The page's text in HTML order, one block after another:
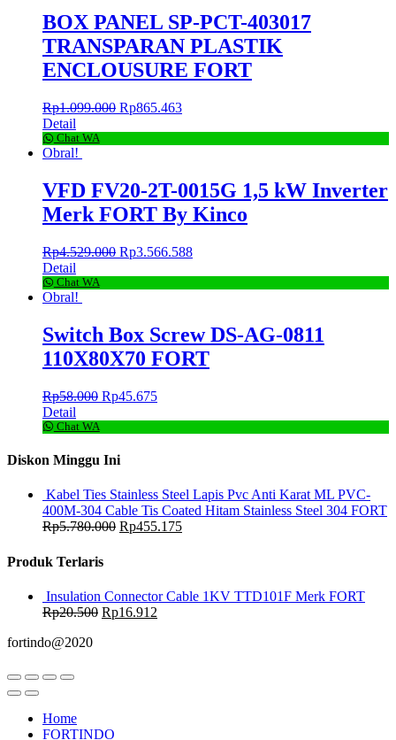
BOX PANEL SP-PCT-403017
TRANSPARAN PLASTIK
ENCLOUSURE FORT
Rp1.099.000 Rp865.463
Detail
Chat WA
Obral!
VFD FV20-2T-0015G 1,5 kW Inverter
Merk FORT By Kinco
Rp4.529.000 Rp3.566.588
Detail
Chat WA
Obral!
Switch Box Screw DS-AG-0811
110X80X70 FORT
Rp58.000 Rp45.675
Detail
Chat WA
Diskon Minggu Ini
Kabel Ties Stainless Steel Lapis Pvc Anti Karat ML PVC-
400M-304 Cable Tis Coated Hitam Stainless Steel 304 FORT
Rp5.780.000 Rp455.175
Produk Terlaris
Insulation Connector Cable 1KV TTD101F Merk FORT
Rp20.500 Rp16.912
fortindo@2020
Home
FORTINDO